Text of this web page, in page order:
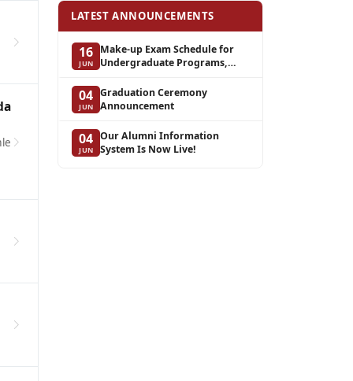
LATEST ANNOUNCEMENTS
16
JUN
Make-up Exam Schedule for
Undergraduate Programs,
2026 Academic Year
04
JUN
Graduation Ceremony
Announcement
04
JUN
Our Alumni Information
System Is Now Live!